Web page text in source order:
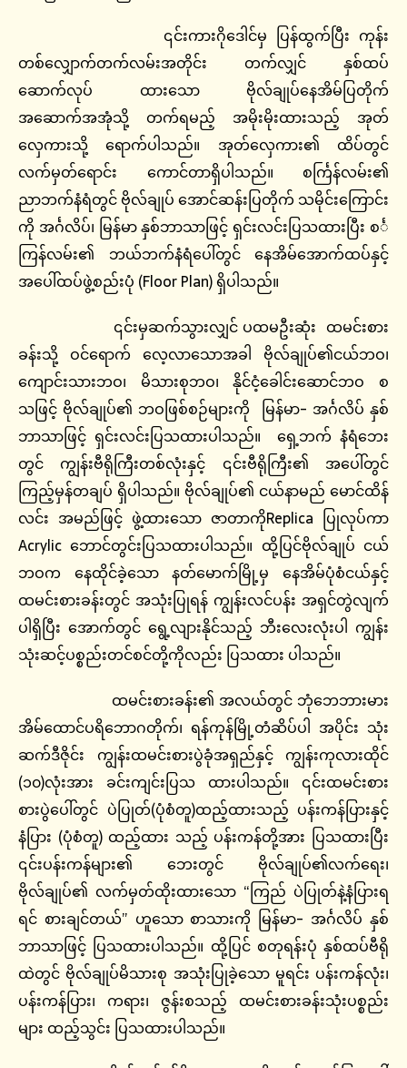
၎င်းကားဂိုဒေါင်မှ ပြန်ထွက်ပြီး ကုန်း
တစ်လျှောက်တက်လမ်းအတိုင်း တက်လျှင် နှစ်ထပ်
ဆောက်လုပ် ထားသော ဗိုလ်ချုပ်နေအိမ်ပြတိုက်
အဆောက်အအုံသို့ တက်ရမည့် အမိုးမိုးထားသည့် အုတ်
လှေကားသို့ ရောက်ပါသည်။ အုတ်လှေကား၏ ထိပ်တွင်
လက်မှတ်ရောင်း ကောင်တာရှိပါသည်။ စင်္ကြန်လမ်း၏
ညာဘက်နံရံတွင် ဗိုလ်ချုပ် အောင်ဆန်းပြတိုက် သမိုင်းကြောင်း
ကို အင်္ဂလိပ်၊ မြန်မာ နှစ်ဘာသာဖြင့် ရှင်းလင်းပြသထားပြီး စင်္
ကြန်လမ်း၏ ဘယ်ဘက်နံရံပေါ်တွင် နေအိမ်အောက်ထပ်နှင့်
အပေါ်ထပ်ဖွဲ့စည်းပုံ (Floor Plan) ရှိပါသည်။
၎င်းမှဆက်သွားလျှင် ပထမဦးဆုံး ထမင်းစား
ခန်းသို့ ဝင်ရောက် လေ့လာသောအခါ ဗိုလ်ချုပ်၏ငယ်ဘဝ၊
ကျောင်းသားဘဝ၊ မိသားစုဘဝ၊ နိုင်ငံ့ခေါင်းဆောင်ဘဝ စ
သဖြင့် ဗိုလ်ချုပ်၏ ဘဝဖြစ်စဉ်များကို မြန်မာ- အင်္ဂလိပ် နှစ်
ဘာသာဖြင့် ရှင်းလင်းပြသထားပါသည်။ ရှေ့ဘက် နံရံဘေး
တွင် ကျွန်းဗီရိုကြီးတစ်လုံးနှင့် ၎င်းဗီရိုကြီး၏ အပေါ်တွင်
ကြည့်မှန်တချပ် ရှိပါသည်။ ဗိုလ်ချုပ်၏ ငယ်နာမည် မောင်ထိန်
လင်း အမည်ဖြင့် ဖွဲ့ထားသော ဇာတာကိုReplica ပြုလုပ်ကာ
Acrylic ဘောင်တွင်းပြသထားပါသည်။ ထို့ပြင်ဗိုလ်ချုပ် ငယ်
ဘဝက နေထိုင်ခဲ့သော နတ်မောက်မြို့မှ နေအိမ်ပုံစံငယ်နှင့်
ထမင်းစားခန်းတွင် အသုံးပြုရန် ကျွန်းလင်ပန်း အရှင်တွဲလျက်
ပါရှိပြီး အောက်တွင် ရွေ့လျားနိုင်သည့် ဘီးလေးလုံးပါ ကျွန်း
သုံးဆင့်ပစ္စည်းတင်စင်တို့ကိုလည်း ပြသထား ပါသည်။
ထမင်းစားခန်း၏ အလယ်တွင် ဘုံဘေဘားမား
အိမ်ထောင်ပရိဘောဂတိုက်၊ ရန်ကုန်မြို့တံဆိပ်ပါ အပိုင်း သုံး
ဆက်ဒီဇိုင်း ကျွန်းထမင်းစားပွဲခုံအရှည်နှင့် ကျွန်းကုလားထိုင်
(၁၀)လုံးအား ခင်းကျင်းပြသ ထားပါသည်။ ၎င်းထမင်းစား
စားပွဲပေါ်တွင် ပဲပြုတ်(ပုံစံတူ)ထည့်ထားသည့် ပန်းကန်ပြားနှင့်
နံပြား (ပုံစံတူ) ထည့်ထား သည့် ပန်းကန်တို့အား ပြသထားပြီး
၎င်းပန်းကန်များ၏ ဘေးတွင် ဗိုလ်ချုပ်၏လက်ရေး၊
ဗိုလ်ချုပ်၏ လက်မှတ်ထိုးထားသော “ကြည် ပဲပြုတ်နဲ့နံပြားရ
ရင် စားချင်တယ်” ဟူသော စာသားကို မြန်မာ- အင်္ဂလိပ် နှစ်
ဘာသာဖြင့် ပြသထားပါသည်။ ထို့ပြင် စတုရန်းပုံ နှစ်ထပ်ဗီရို
ထဲတွင် ဗိုလ်ချုပ်မိသားစု အသုံးပြုခဲ့သော မူရင်း ပန်းကန်လုံး၊
ပန်းကန်ပြား၊ ကရား၊ ဇွန်းစသည့် ထမင်းစားခန်းသုံးပစ္စည်း
များ ထည့်သွင်း ပြသထားပါသည်။